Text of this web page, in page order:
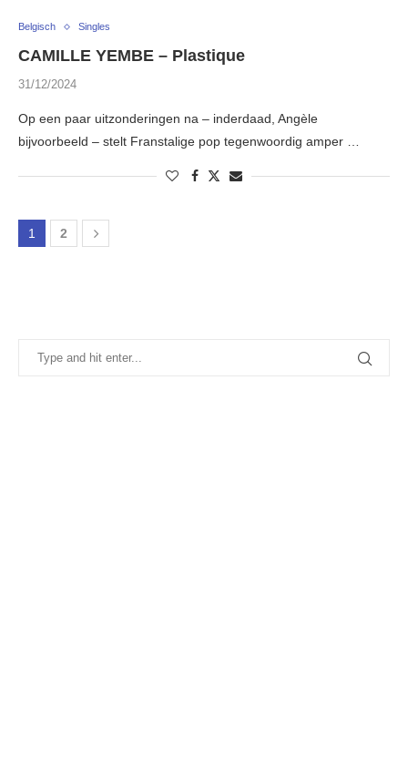
Belgisch Singles
CAMILLE YEMBE – Plastique
31/12/2024
Op een paar uitzonderingen na – inderdaad, Angèle
bijvoorbeeld – stelt Franstalige pop tegenwoordig amper …
1 2